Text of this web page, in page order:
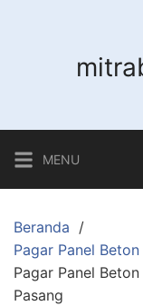
MENU
Beranda
Pagar Panel
Pagar Panel
Pasang